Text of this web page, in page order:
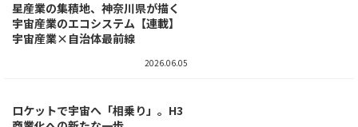
宇宙は憧れではない。日常のビジ
ネスの場になる。民間が牽引する
新時代を語る
2026.06.09